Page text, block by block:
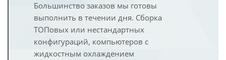
Большинство заказов мы готовы
выполнить в течении дня. Сборка
ТОПовых или нестандартных
конфигураций, компьютеров с
жидкостным охлаждением